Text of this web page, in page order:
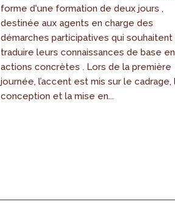
forme d'une formation de deux jours ,
destinée aux agents en charge des
démarches participatives qui souhaitent
traduire leurs connaissances de base en
actions concrètes . Lors de la première
journée, l’accent est mis sur le cadrage,
conception et la mise en...